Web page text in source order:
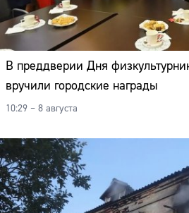
В преддверии Дня
вручили городские награды
10:29 – 8 августа